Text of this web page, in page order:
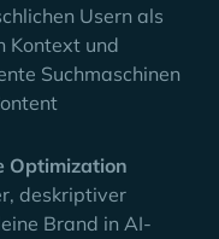
Usern als
Kontext und
Suchmaschinen
Optimization
deskriptiver
Brand in AI-